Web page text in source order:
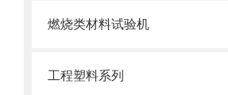
燃烧类材料试验机
工程塑料系列